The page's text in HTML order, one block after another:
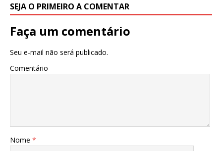
SEJA O PRIMEIRO A COMENTAR
Faça um comentário
Seu e-mail não será publicado.
Comentário
Nome *